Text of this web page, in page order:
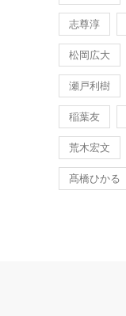
志尊淳
松岡広大
瀬戸利樹
稲葉友
荒木宏文
髙橋ひかる